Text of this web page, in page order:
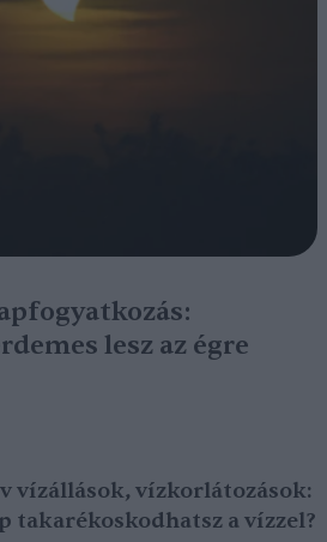
lesz az égre
vízállások, vízkorlátozások:
takarékoskodhatsz a vízzel?